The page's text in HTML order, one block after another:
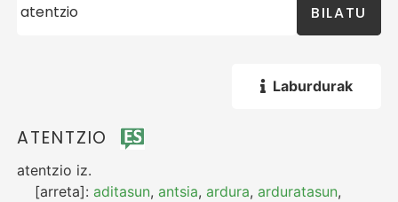
BILATU
Laburdurak
ATENTZIO
atentzio iz.
[arreta]:aditasun,antsia,ardura,arduratasun,